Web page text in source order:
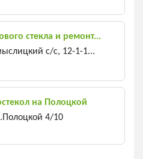
стекла и ремонт...
с/c, 12-1-1...
на Полоцкой
4/10